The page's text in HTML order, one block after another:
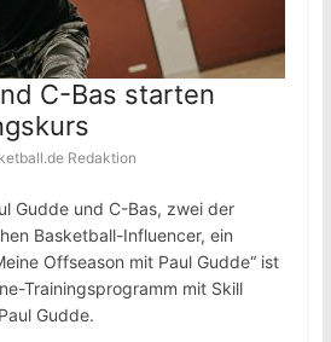
C-Bas starten
Redaktion
Gudde und C-Bas, zwei der
Basketball-Influencer, ein
Offseason mit Paul Gudde“ ist
Trainingsprogramm mit Skill
Gudde.